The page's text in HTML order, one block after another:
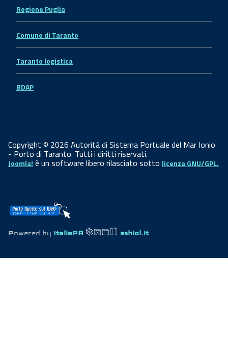
Regione Puglia
Comune di Taranto
Taranto logistica
BDAP
Copyright © 2026 Autorità di Sistema Portuale del Mar Ionio
- Porto di Taranto. Tutti i diritti riservati.
Joomla! è un software libero rilasciato sotto licenza GNU/GPL.
Powered by ItaliaPA eshiol.it